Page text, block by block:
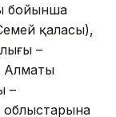
бойынша
қаласы),
–
Алматы
–